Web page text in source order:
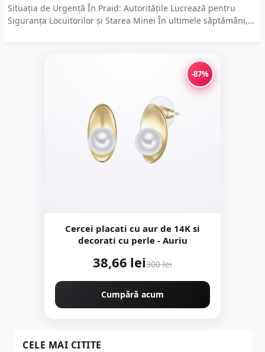
Situația de Urgență În Praid: Autoritățile Lucrează pentru
Siguranța Locuitorilor și Starea Minei În ultimele săptămâni,
-87%
Cercei placati cu aur de 14K si
decorati cu perle - Auriu
38,66 lei300 lei
Cumpără acum
CELE MAI CITITE